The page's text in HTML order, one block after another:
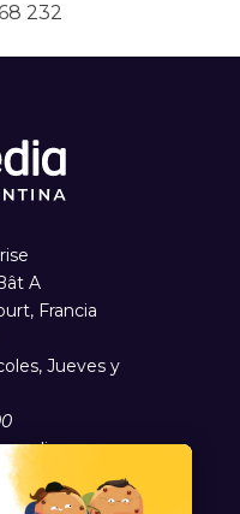
232
A
Francia
Jueves y